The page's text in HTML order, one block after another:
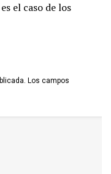
el caso de los
Los campos